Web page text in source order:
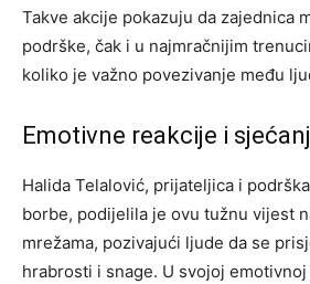
Takve akcije pokazuju da zajednica
podrške, čak i u najmračnijim
koliko je važno povezivanje među
Emotivne reakcije i
Halida Telalović, prijateljica i
borbe, podijelila je ovu tužnu vijest
mrežama, pozivajući ljude da se
hrabrosti i snage. U svojoj